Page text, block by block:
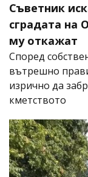
Съветник
сградата на
му откажат
Според
вътрешно
изрично да
кметството